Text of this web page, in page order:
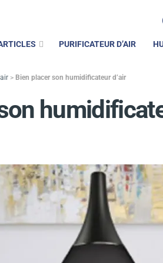
PURIFICATEUR D’AIR
> Bien placer son humidificateur d’air